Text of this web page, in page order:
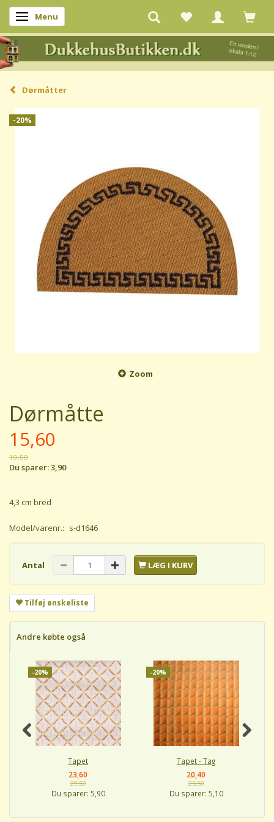
Skifte navigation
Menu
Dørmåtter
-20%
Zoom
Dørmåtte
15,60
19,50
Du sparer:3,90
4,3 cm bred
Model/varenr.: s-d1646
Antal LÆG I KURV
Tilføj ønskeliste
Andre købte også
-20%
Tapet
23,60
29,50
Du sparer: 5,90
-20%
Tapet - Tag
20,40
25,50
Du sparer: 5,10